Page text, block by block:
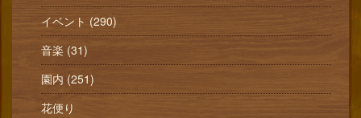
イベント (290)
音楽 (31)
園内 (251)
花便り